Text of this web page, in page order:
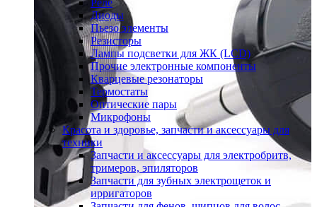
Реле
Диоды
Пьезо элементы
Резисторы
Лампы подсветки для ЖК (LCD)
Прочие электронные компоненты
Кварцевые резонаторы
Термостаты
Оптические пары
Микрофоны
Красота и здоровье, запчасти и аксессуары для
техники
Запчасти и аксессуары для электробритв,
тримеров, эпиляторов
Запчасти для зубных электрощеток и
ирригаторов